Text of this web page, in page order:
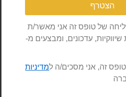
של טופס זה אני מאשר/ת
עדכונים, ומבצעים מ-
זה, אני מסכים/ה למדיניות
הצטרף